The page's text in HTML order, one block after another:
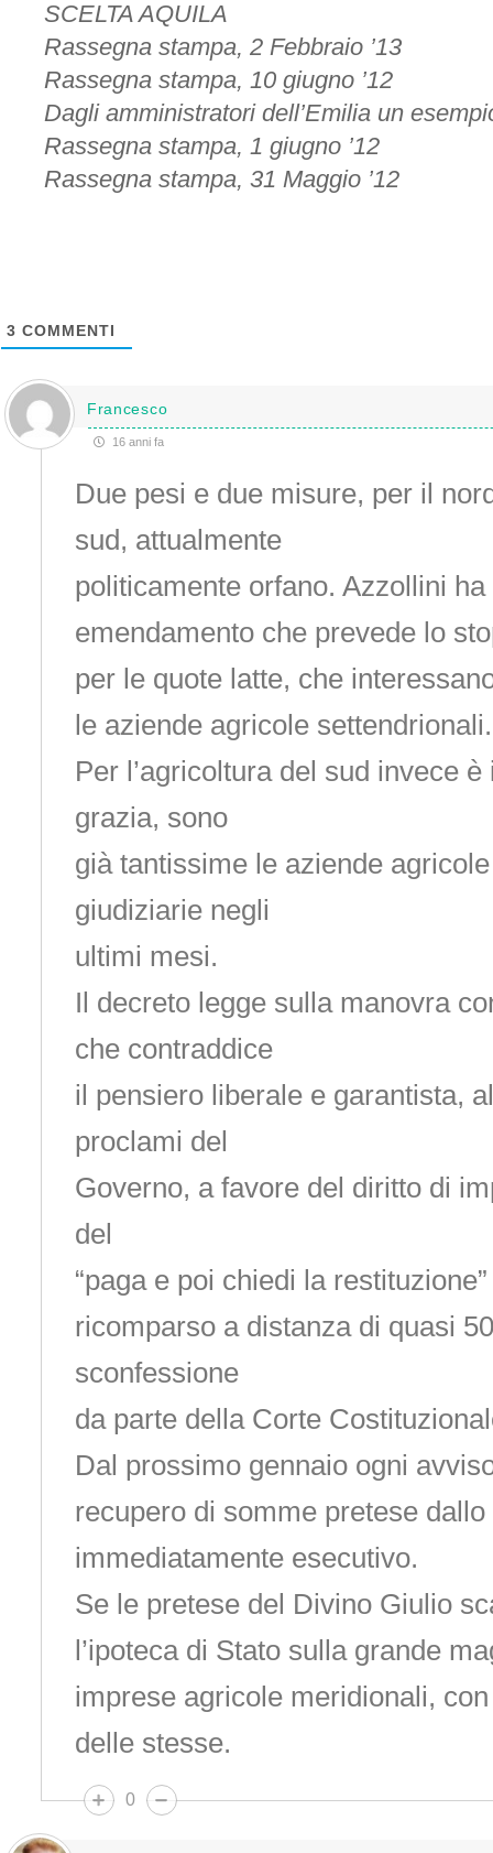
SCELTA AQUILA
Rassegna stampa, 2 Febbraio ’13
Rassegna stampa, 10 giugno ’12
Dagli amministratori dell’Emilia un
Rassegna stampa, 1 giugno ’12
Rassegna stampa, 31 Maggio ’12
3 COMMENTI
Francesco
16 anni fa
Due pesi e due misure, per il
sud, attualmente
politicamente orfano. Azzollini
emendamento che prevede lo
per le quote latte, che
le aziende agricole settendrionali.
Per l’agricoltura del sud invece
grazia, sono
già tantissime le aziende
giudiziarie negli
ultimi mesi.
Il decreto legge sulla manovra
che contraddice
il pensiero liberale e garantista,
proclami del
Governo, a favore del diritto di
del
“paga e poi chiedi la restituzione”
ricomparso a distanza di quasi
sconfessione
da parte della Corte
Dal prossimo gennaio ogni
recupero di somme pretese
immediatamente esecutivo.
Se le pretese del Divino Giulio
l’ipoteca di Stato sulla grande
imprese agricole meridionali,
delle stesse.
0